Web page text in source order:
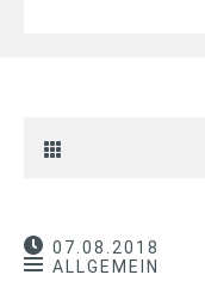
07.08.2018
ALLGEMEIN